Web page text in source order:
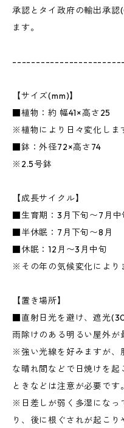
承認とタイ政府の輸出承認
ます。
【サイズ(mm)】
■植物：約 幅41×高さ25
※植物により日々変化しま
■鉢：外径72×高さ74
※2.5号鉢
【成長サイクル】
■生育期：3月下旬〜7月中
■半休眠：7月下旬〜8月
■休眠：12月〜3月中旬
※その年の気候変化により
【置き場所】
■直射日光を避け、遮光
雨除けのある明るい屋外が
※強い光線を好みますが、
な晴れ間などで日焼けを起
ときなどは注意が必要です。
※日差しが弱く多湿になっ
り、後に根ぐされが起こり